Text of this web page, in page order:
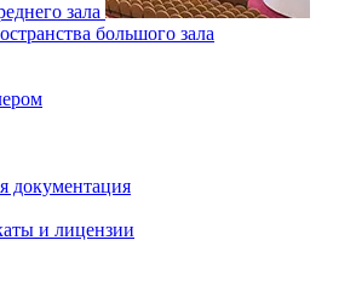
зала
большого зала
документация
и лицензии